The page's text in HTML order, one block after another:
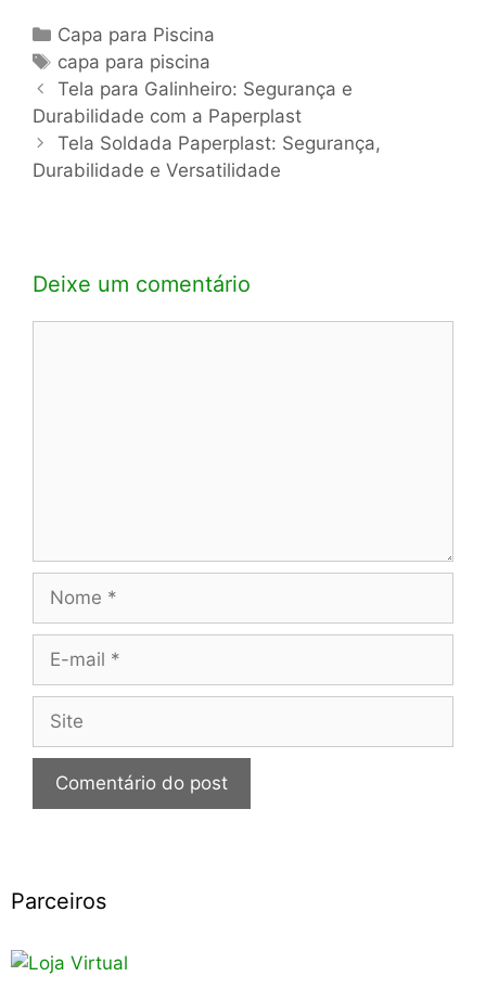
Categorias
Capa para Piscina
Tags
capa para piscina
Navegação
de
post
Tela para Galinheiro: Segurança e
Durabilidade com a Paperplast
Tela Soldada Paperplast: Segurança,
Durabilidade e Versatilidade
Deixe um comentário
mail
Parceiros